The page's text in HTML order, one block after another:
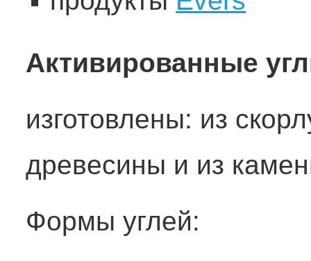
Активированные
изготовлены: из
древесины и из
Формы углей: